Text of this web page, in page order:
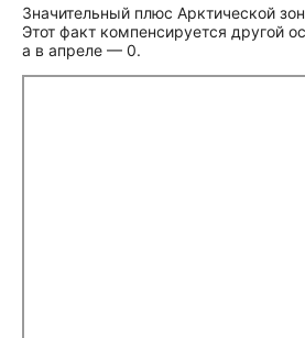
Значительный плюс Арктической
Этот факт компенсируется другой
а в апреле — 0.